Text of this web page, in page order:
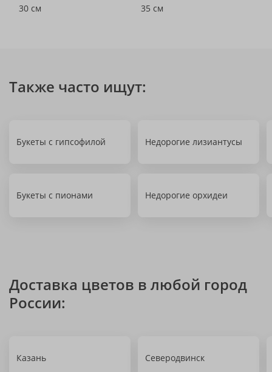
30 см
35 см
Также часто ищут:
Букеты с гипсофилой Недорогие лизиантусы
Букеты с пионами Недорогие орхидеи
Доставка цветов в любой город
России:
Казань Северодвинск